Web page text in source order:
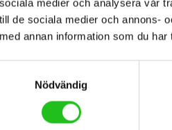
sociala medier och analysera vår
till de sociala medier och annons-
med annan information som du
Nödvändig
och prisvärd hjälm med en
även under längre turer. Tack
skydd mot sol och smuts,
de flesta typer av utmaningar – till
efter en yttre påverkan, såsom en